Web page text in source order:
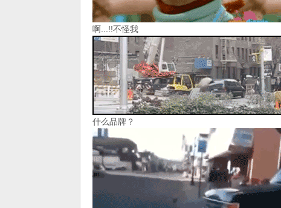
啊...!!不怪我
什么品牌？